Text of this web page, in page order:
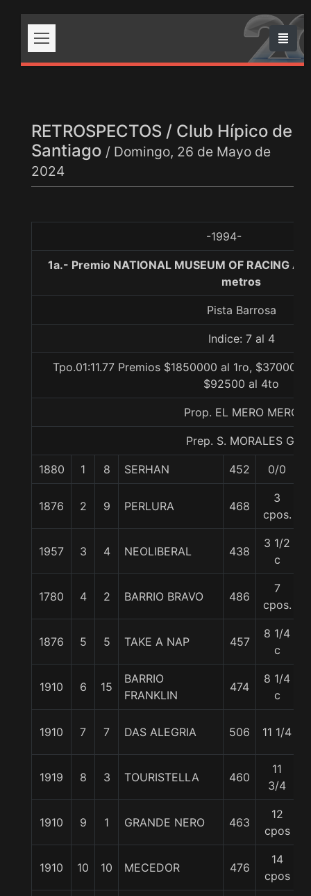
RETROSPECTOS / Club Hípico de
Santiago / Domingo, 26 de Mayo de
2024
-1994-
1a.- Premio NATIONAL MUSEUM OF RACING
metros
Pista Barrosa
Indice: 7 al 4
Tpo.01:11.77 Premios $1850000 al 1ro,
$92500 al 4to
Prop. EL MERO MERO
Prep. S. MORALES G.
1880 1 8 SERHAN 452 0/0
1876 2 9 PERLURA 468
3
cpos.
1957 3 4 NEOLIBERAL 438
3 1/2
c
1780 4 2 BARRIO BRAVO 486
7
cpos.
1876 5 5 TAKE A NAP 457
8 1/4
c
1910 6 15
BARRIO
FRANKLIN
474
8 1/4
c
1910 7 7 DAS ALEGRIA 506 11 1/4
1919 8 3 TOURISTELLA 460
11
3/4
1910 9 1 GRANDE NERO 463
12
cpos
1910 10 10 MECEDOR 476
14
cpos